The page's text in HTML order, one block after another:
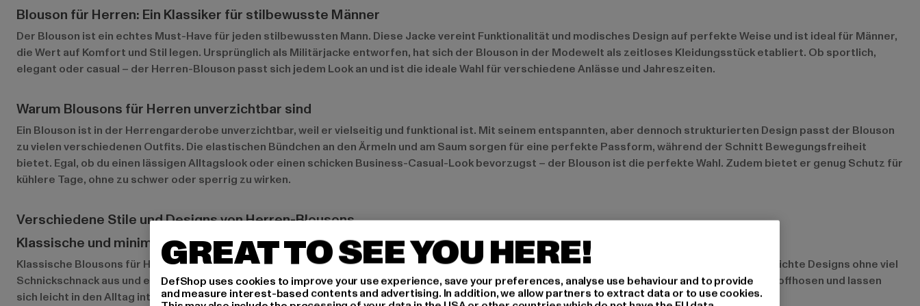
Blouson für Herren: Ein Klassiker für stilbewusste Männer
Der Blouson ist ein echtes Must-Have für jeden stilbewussten Mann. Diese Jacke vereint Funktionalität und modisches Design auf perfekte Weise und ist ideal für Männer,
die Wert auf Komfort und Stil legen. Ursprünglich als Militärjacke entworfen, hat sich der Blouson in der Modewelt als zeitloses Kleidungsstück etabliert. Ob sportlich,
elegant oder casual – der Herren-Blouson passt sich jedem Look an und ist die ideale Wahl für verschiedene Anlässe und Jahreszeiten.
Warum Blousons für Herren unverzichtbar sind
Ein Blouson ist in der Herrengarderobe unverzichtbar, weil er vielseitig und funktional ist. Mit seinem entspannten, aber dennoch strukturierten Design passt der Blouson
zu vielen verschiedenen Outfits. Die elastischen Bündchen an den Ärmeln und am Saum sorgen für eine perfekte Passform, während der Schnitt Bewegungsfreiheit
bietet. Egal, ob du einen lässigen Alltagslook oder einen schicken Business-Casual-Look bevorzugst – der Blouson ist die perfekte Wahl. Zudem bietet er genug Schutz für
kühlere Tage, ohne zu schwer oder sperrig zu wirken.
Verschiedene Stile und Designs von Herren-Blousons
Klassische und minimalistische Blousons
Klassische Blousons für Herren sind meist in neutralen Farben wie Schwarz, Grau oder Dunkelblau gehalten. Diese Modelle zeichnen sich durch schlichte Designs ohne viel
Schnickschnack aus und eignen sich perfekt für Männer, die einen zeitlosen, eleganten Look bevorzugen. Sie passen ideal zu Jeans, Chinos oder Stoffhosen und lassen
sich leicht in den Alltag integrieren.
GREAT TO SEE YOU HERE!
DefShop uses cookies to improve your use experience, save your preferences, analyse use behaviour and to provide
and measure interest-based contents and advertising. In addition, we allow partners to extract data or to use cookies.